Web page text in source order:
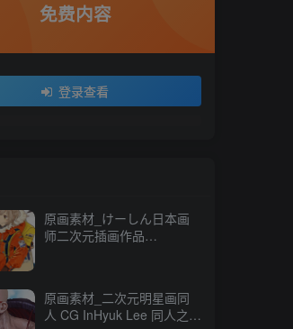
免费内容
登录查看
原画素材_けーしん日本画
师二次元插画作品
原画素材_二次元明星画同
人 CG InHyuk Lee 同人之神